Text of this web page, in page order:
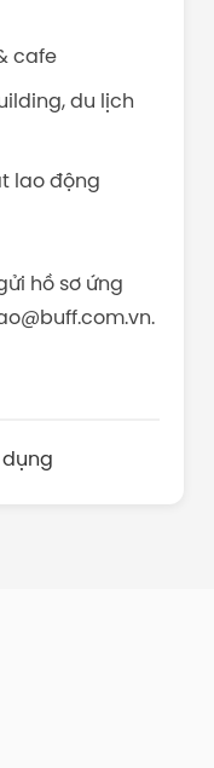
cafe
du lịch
lao động
hồ sơ ứng